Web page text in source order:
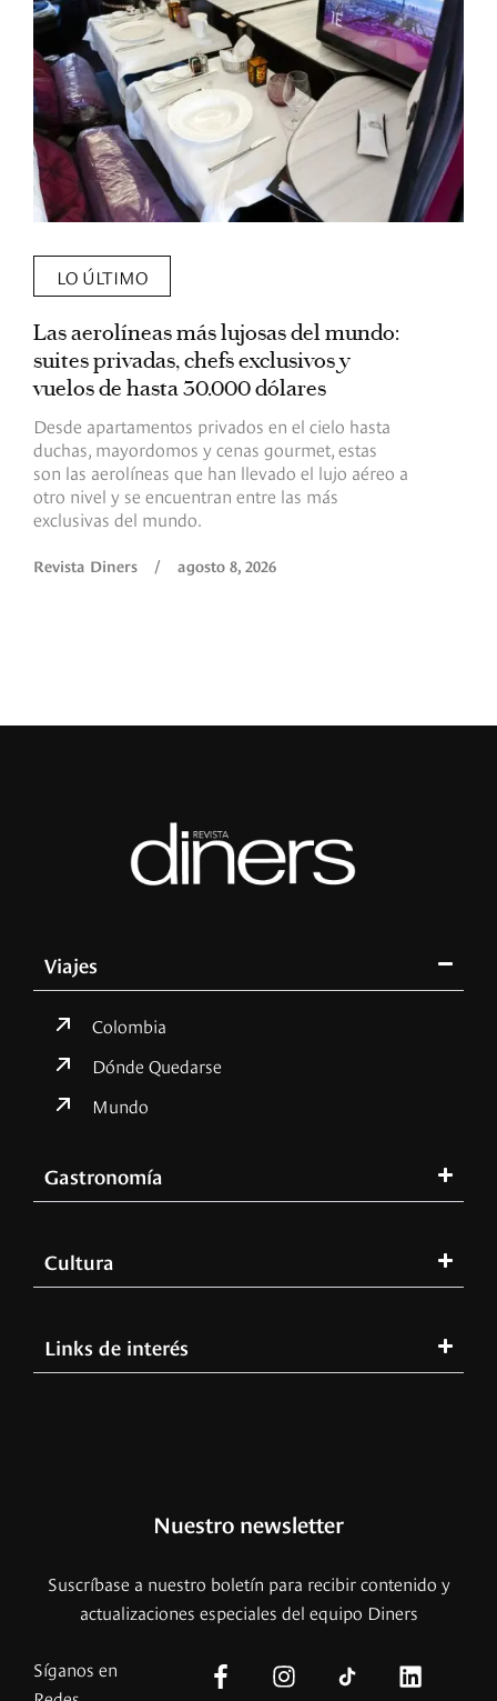
LO ÚLTIMO
Las aerolíneas más lujosas del mundo:
suites privadas, chefs exclusivos y
vuelos de hasta 30.000 dólares
Desde apartamentos privados en el cielo hasta
duchas, mayordomos y cenas gourmet, estas
son las aerolíneas que han llevado el lujo aéreo a
otro nivel y se encuentran entre las más
exclusivas del mundo.
Revista Diners / agosto 8, 2026
Viajes
Colombia
Dónde Quedarse
Mundo
Gastronomía
Cultura
Links de interés
Nuestro newsletter
Suscríbase a nuestro boletín para recibir contenido y
actualizaciones especiales del equipo Diners
Síganos en